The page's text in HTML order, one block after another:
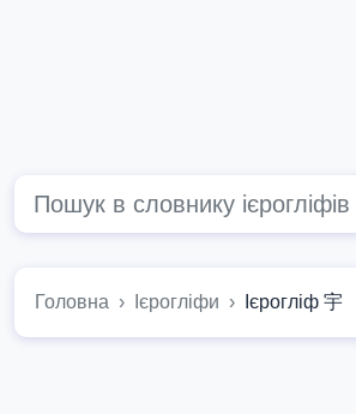
Головна Ієрогліфи Ієрогліф 宇